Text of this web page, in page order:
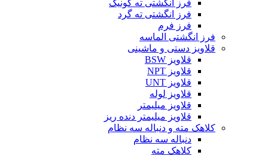
فرز انگشتی ته کونیک
فرز انگشتی ته گرد
فرز فرم
فرز انگشتی الماسه
قلاویز دستی و ماشینی
قلاویز BSW
قلاویز NPT
قلاویز UNT
قلاویز لوله
قلاویز میلیمتر
قلاویز میلیمتر دنده ریز
کلاهک مته و دنباله سه نظام
دنباله سه نظام
کلاهک مته